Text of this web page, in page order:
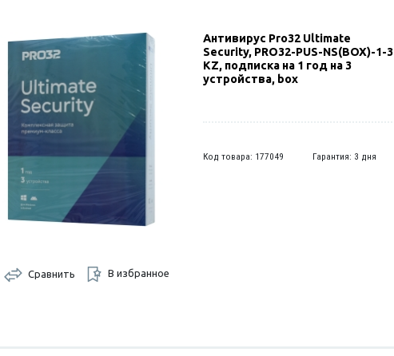
Сравнить В избранное
Антивирус Pro32 Ultimate
Security, PRO32-PUS-NS(BOX)-1-3
KZ, подписка на 1 год на 3
устройства, box
Код товара: 177049 Гарантия: 3 дня